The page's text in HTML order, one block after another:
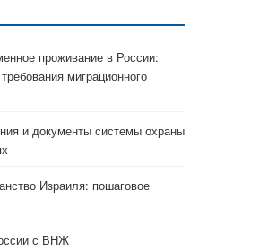
проживание в России:
миграционного
и документы системы охраны
Израиля: пошаговое
с ВНЖ